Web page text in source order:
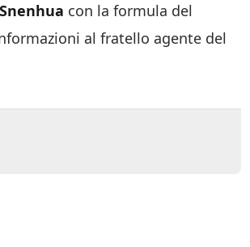
con la formula del
al fratello agente del